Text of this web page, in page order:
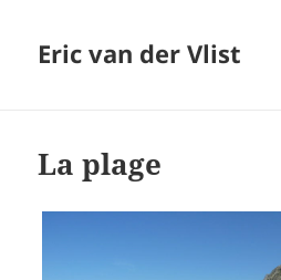
Eric van der Vlist
La plage